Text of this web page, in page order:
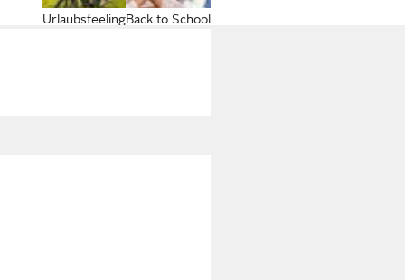
Back to School
Urlaubsfeeling